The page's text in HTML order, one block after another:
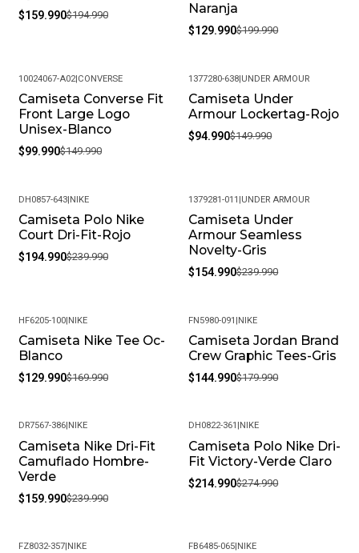
Limpiarlos Con Un Paño Húmedo Y Evitar El Uso De
Productos Químicos Fuertes. Almacénalos En Un Lugar
$159.990$194.990
Naranja
$129.990$199.990
-33%
10024067-A02|CONVERSE
Camiseta Converse Fit
Front Large Logo
Unisex-Blanco
$99.990$149.990
-37%
1377280-638|UNDER ARMOUR
Camiseta Under
Armour Lockertag-Rojo
$94.990$149.990
-19%
DH0857-643|NIKE
Camiseta Polo Nike
Court Dri-Fit-Rojo
$194.990$239.990
-35%
1379281-011 |UNDER ARMOUR
Camiseta Under
Armour Seamless
Novelty-Gris
$154.990$239.990
-24%
HF6205-100|NIKE
Camiseta Nike Tee Oc-
Blanco
$129.990$169.990
-19%
FN5980-091 |NIKE
Camiseta Jordan Brand
Crew Graphic Tees-Gris
$144.990$179.990
-33%
DR7567-386| NIKE
Camiseta Nike Dri-Fit
Camuflado Hombre-
Verde
$159.990$239.990
-22%
DH0822-361 NIKE
Camiseta Polo Nike Dri-
Fit Victory-Verde Claro
$214.990$274.990
FZ8032-357| NIKE FB6485-065 NIKE